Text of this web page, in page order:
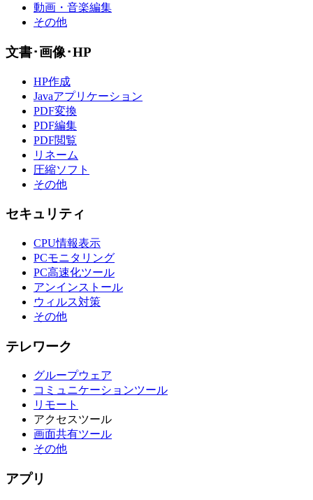
動画・音楽編集
その他
文書･画像･HP
HP作成
Javaアプリケーション
PDF変換
PDF編集
PDF閲覧
リネーム
圧縮ソフト
その他
セキュリティ
CPU情報表示
PCモニタリング
PC高速化ツール
アンインストール
ウィルス対策
その他
テレワーク
グループウェア
コミュニケーションツール
リモート
アクセスツール
画面共有ツール
その他
アプリ